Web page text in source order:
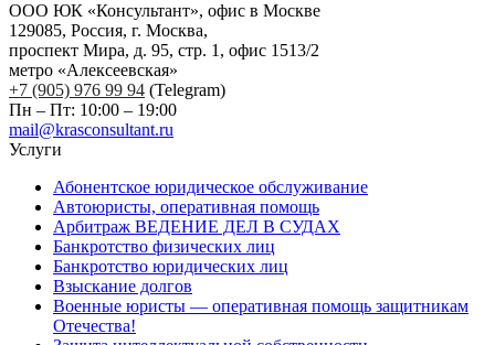
ООО ЮК «Консультант», офис в Москве
129085, Россия, г. Москва,
проспект Мира, д. 95, стр. 1, офис 1513/2
метро «Алексеевская»
+7 (905) 976 99 94 (Telegram)
Пн – Пт: 10:00 – 19:00
mail@krasconsultant.ru
Услуги
Абонентское юридическое обслуживание
Автоюристы, оперативная помощь
Арбитраж ВЕДЕНИЕ ДЕЛ В СУДАХ
Банкротство физических лиц
Банкротство юридических лиц
Взыскание долгов
Военные юристы — оперативная помощь защитникам
Отечества!